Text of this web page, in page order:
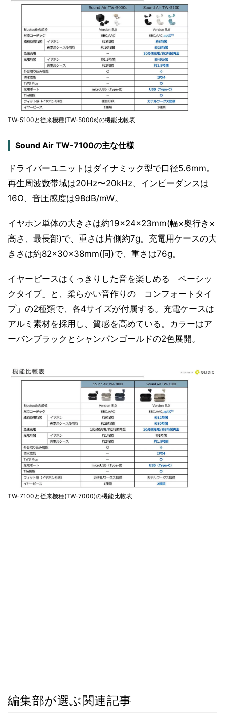
TW-5100と従来機種(TW-5000s)の機能比較表
Sound Air TW-7100の主な仕様
ドライバーユニットはダイナミック型で口径5.6mm。
再生周波数帯域は20Hz〜20kHz、インピーダンスは
16Ω、音圧感度は98dB/mW。
イヤホン単体の大きさは約19×24×23mm(幅×奥行き×
高さ、最長部)で、重さは片側約7g。充電用ケースの大
きさは約82×30×38mm(同)で、重さは76g。
イヤーピースはくっきりした音を楽しめる「ベーシッ
クタイプ」と、柔らかい音作りの「コンフォートタイ
プ」の2種類で、各4サイズが付属する。充電ケースは
アルミ素材を採用し、質感を高めている。カラーはア
ーバンブラックとシャンパンゴールドの2色展開。
TW-7100と従来機種(TW-7000)の機能比較表
編集部が選ぶ関連記事